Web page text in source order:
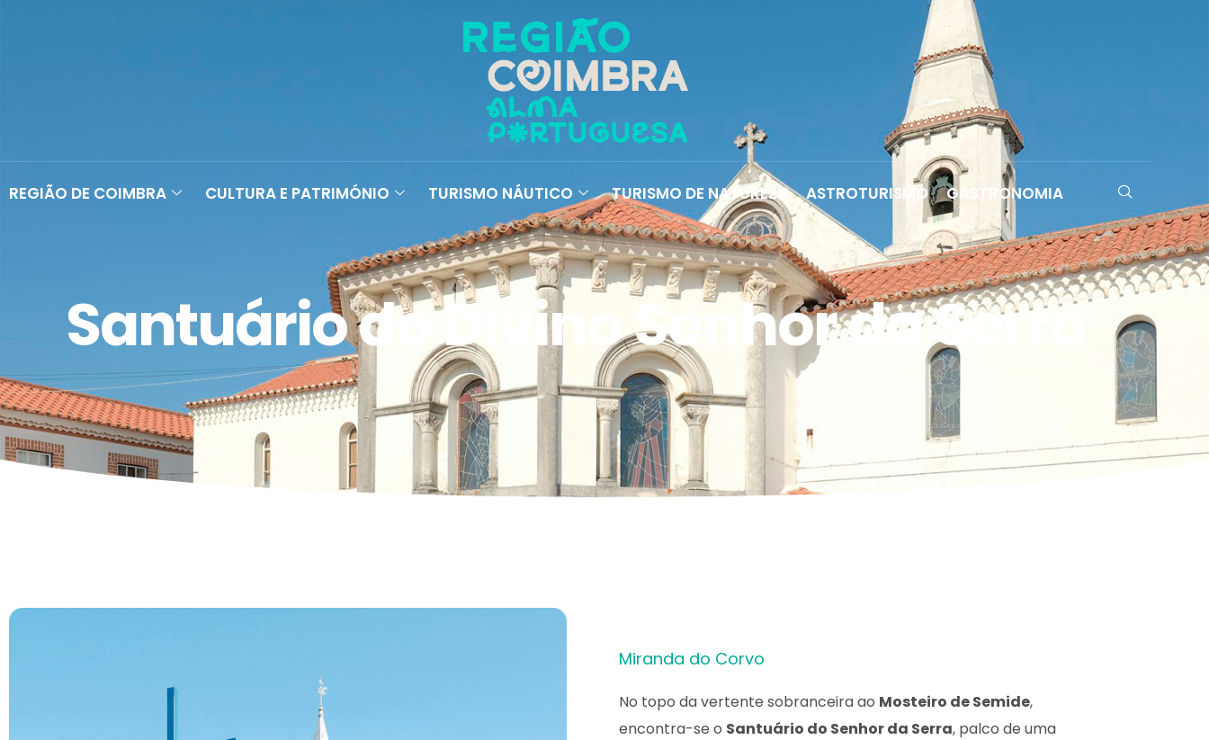
REGIÃO DE COIMBRA CULTURA E PATRIMÓNIO TURISMO NÁUTICO TURISMO DE NATUREZA ASTROTURISMO GASTRONOMIA
Santuário do Divino Senhor da Serra
Miranda do Corvo
No topo da vertente sobranceira ao Mosteiro de Semide,
encontra-se o Santuário do Senhor da Serra, palco de uma